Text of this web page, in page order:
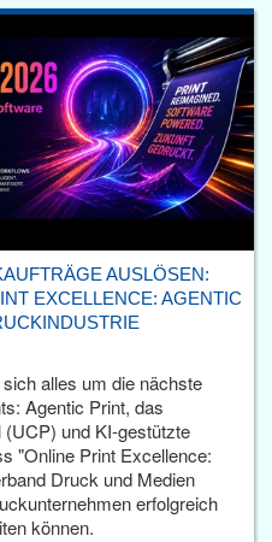
AUSLÖSEN:
EXCELLENCE: AGENTIC
alles um die nächste
Agentic Print, das
und KI-gestützte
"Online Print Excellence:
Druck und Medien
erfolgreich
können.